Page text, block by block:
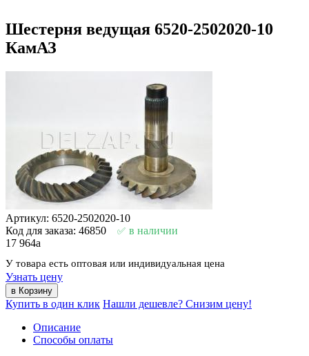
Шестерня ведущая 6520-2502020-10
КамАЗ
Артикул: 6520-2502020-10
Код для заказа: 46850
в наличии
17 964a
У товара есть оптовая или индивидуальная цена
Узнать цену
Купить в один клик Нашли дешевле? Снизим цену!
Описание
Способы оплаты